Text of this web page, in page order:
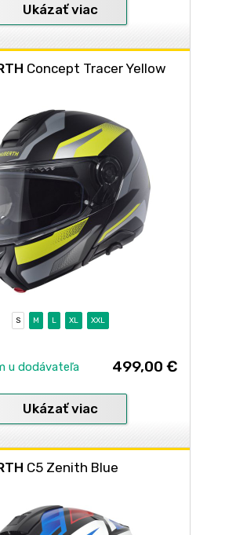
Ukázať viac
Concept Tracer Yellow
S M L XL XXL
u dodávateľa 499,00 €
Ukázať viac
C5 Zenith Blue